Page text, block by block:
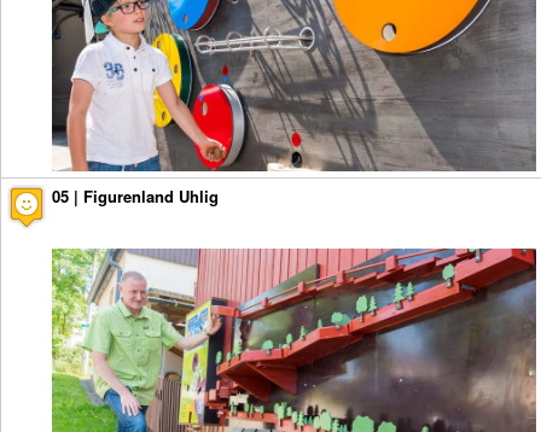
05 | Figurenland Uhlig